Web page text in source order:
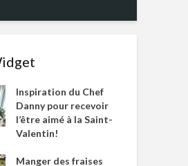
Inspiration du Chef
Danny pour recevoir
l’être aimé à la Saint-
Valentin!
Manger des fraises